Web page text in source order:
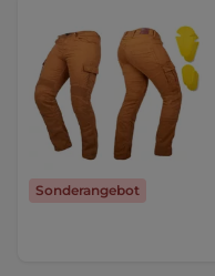
Sonderangebot